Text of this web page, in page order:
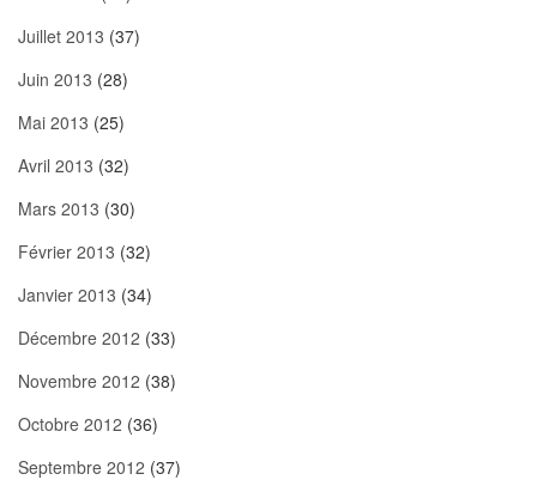
Juillet 2013 (37)
Juin 2013 (28)
Mai 2013 (25)
Avril 2013 (32)
Mars 2013 (30)
Février 2013 (32)
Janvier 2013 (34)
Décembre 2012 (33)
Novembre 2012 (38)
Octobre 2012 (36)
Septembre 2012 (37)